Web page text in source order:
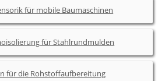
für mobile Baumaschinen
für Stahlrundmulden
für die Rohstoffaufbereitung